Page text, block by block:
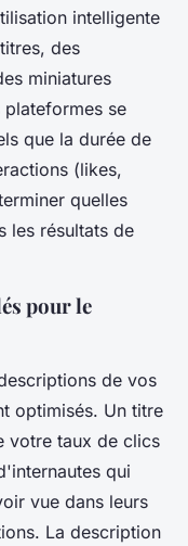
intelligente
des
miniatures
se
que la durée de
(likes,
quelles
les résultats de
pour le
de vos
optimisés. Un titre
votre taux de clics
qui
vue dans leurs
La description